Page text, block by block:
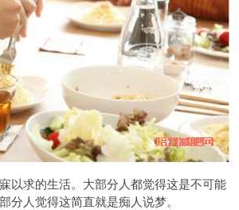
以求的生活。大部分人都觉得这是不可能
分人觉得这简直就是痴人说梦。